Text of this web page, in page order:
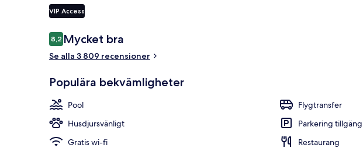
VIP Access
Recensioner
8,28,2 av 10,
Mycket bra
Se alla 3 809 recensioner
Populära bekvämligheter
Pool
Flygtransfer
Husdjursvänligt
Parkering
Gratis wi-fi
Restaurang